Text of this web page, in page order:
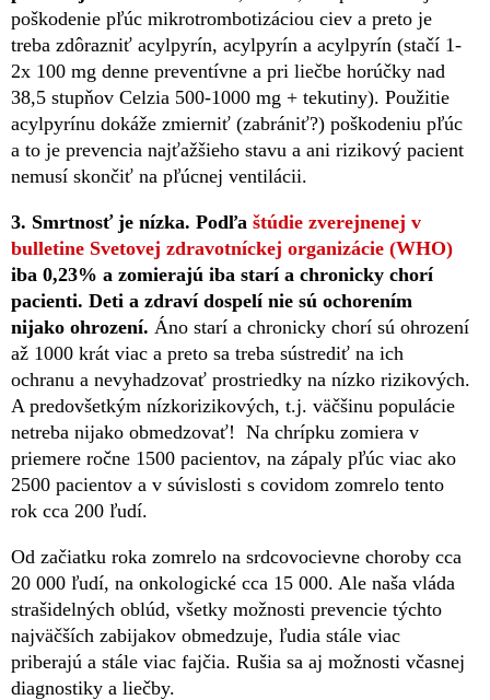
poškodenie pľúc mikrotrombotizáciou ciev a preto je
treba zdôrazniť acylpyrín, acylpyrín a acylpyrín (stačí 1-
2x 100 mg denne preventívne a pri liečbe horúčky nad
38,5 stupňov Celzia 500-1000 mg + tekutiny). Použitie
acylpyrínu dokáže zmierniť (zabrániť?) poškodeniu pľúc
a to je prevencia najťažšieho stavu a ani rizikový pacient
nemusí skončiť na pľúcnej ventilácii.
3. Smrtnosť je nízka. Podľa štúdie zverejnenej v
bulletine Svetovej zdravotníckej organizácie (WHO)
iba 0,23% a zomierajú iba starí a chronicky chorí
pacienti. Deti a zdraví dospelí nie sú ochorením
nijako ohrození. Áno starí a chronicky chorí sú ohrození
až 1000 krát viac a preto sa treba sústrediť na ich
ochranu a nevyhadzovať prostriedky na nízko rizikových.
A predovšetkým nízkorizikových, t.j. väčšinu populácie
netreba nijako obmedzovať! Na chrípku zomiera v
priemere ročne 1500 pacientov, na zápaly pľúc viac ako
2500 pacientov a v súvislosti s covidom zomrelo tento
rok cca 200 ľudí.
Od začiatku roka zomrelo na srdcovocievne choroby cca
20 000 ľudí, na onkologické cca 15 000. Ale naša vláda
strašidelných oblúd, všetky možnosti prevencie týchto
najväčších zabijakov obmedzuje, ľudia stále viac
priberajú a stále viac fajčia. Rušia sa aj možnosti včasnej
diagnostiky a liečby.